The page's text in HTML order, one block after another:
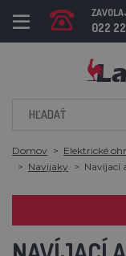
022
Domov Elektrické
Navijaky
Navíjací